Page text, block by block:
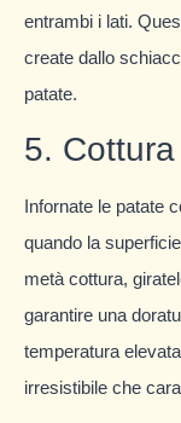
entrambi i lati.
create dallo
patate.
5.
Infornate le patate
quando la
metà cottura,
garantire una
temperatura
irresistibile che